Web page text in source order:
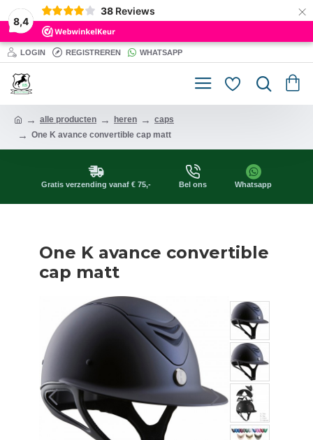
8,4
38 Reviews ×
LOGIN REGISTREREN WHATSAPP
alle producten heren
caps
One K avance convertible cap matt
Gratis verzending vanaf € 75,- Bel ons Whatsapp
One K avance convertible
cap matt